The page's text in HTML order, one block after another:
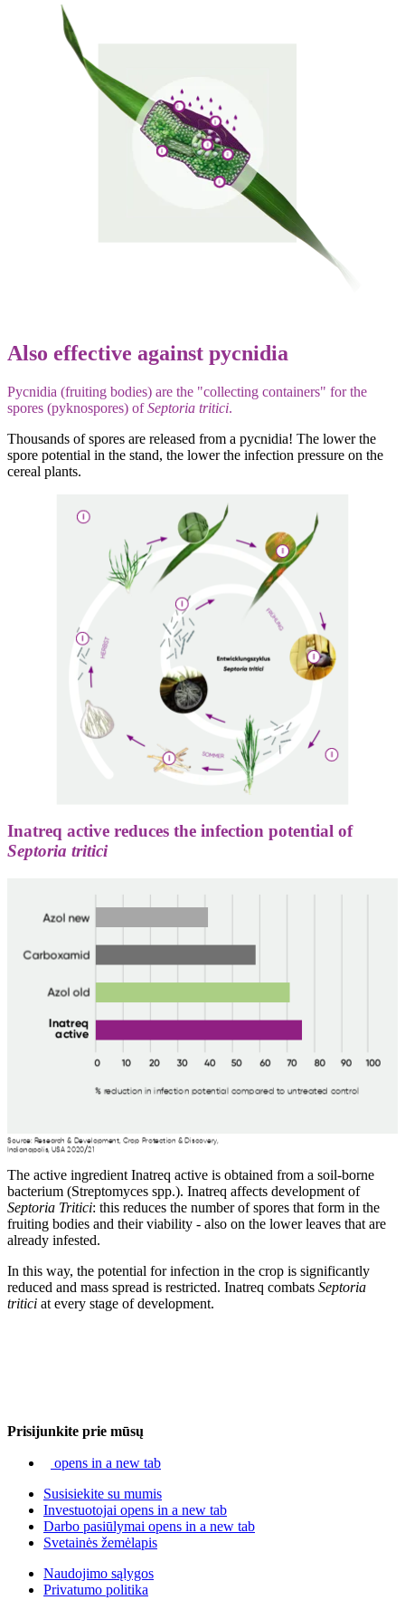
Also effective against pycnidia
Pycnidia (fruiting bodies) are the "collecting containers" for the
spores (pyknospores) ofSeptoria tritici.
Thousands of spores are released from a pycnidia! The lower the
spore potential in the stand, the lower the infection pressure on the
cereal plants.
Inatreq active reduces the infection potential of
Septoria tritici
The active ingredient Inatreq active is obtained from a soil-borne
bacterium (Streptomyces spp.). Inatreq affects development of
Septoria Tritici: this reduces the number of spores that form in the
fruiting bodies and their viability - also on the lower leaves that are
already infested.
In this way, the potential for infection in the crop is significantly
reduced and mass spread is restricted. Inatreq combats Septoria
tritici at every stage of development.
Prisijunkite prie mūsų
opens in a new tab
Susisiekite su mumis
Investuotojai opens in a new tab
Darbo pasiūlymai opens in a new tab
Svetainės žemėlapis
Naudojimo sąlygos
Privatumo politika